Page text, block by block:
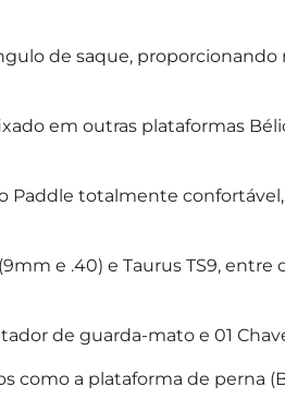
de saque,
em outras plataformas
Paddle totalmente
e .40) e Taurus TS9,
de guarda-mato e 01
como a plataforma de perna